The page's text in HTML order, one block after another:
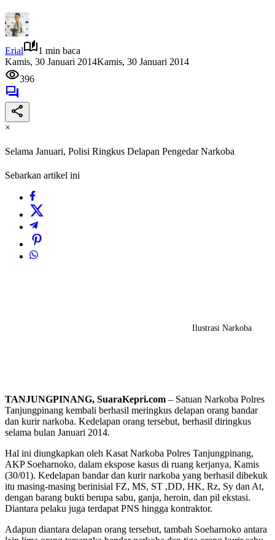
Erial
1 min baca
Kamis, 30 Januari 2014Kamis, 30 Januari 2014
396
×
Selama Januari, Polisi Ringkus Delapan Pengedar Narkoba
Sebarkan artikel ini
Ilustrasi Narkoba
TANJUNGPINANG, SuaraKepri.com – Satuan Narkoba Polres
Tanjungpinang kembali berhasil meringkus delapan orang bandar
dan kurir narkoba. Kedelapan orang tersebut, berhasil diringkus
selama bulan Januari 2014.
Hal ini diungkapkan oleh Kasat Narkoba Polres Tanjungpinang,
AKP Soeharnoko, dalam ekspose kasus di ruang kerjanya, Kamis
(30/01). Kedelapan bandar dan kurir narkoba yang berhasil dibekuk
itu masing-masing berinisial FZ, MS, ST ,DD, HK, Rz, Sy dan At,
dengan barang bukti berupa sabu, ganja, heroin, dan pil ekstasi.
Diantara pelaku juga terdapat PNS hingga kontraktor.
Adapun diantara delapan orang tersebut, tambah Soeharnoko antara